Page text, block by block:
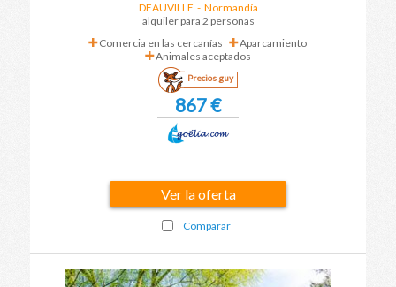
DEAUVILLE - Normandía
alquiler para 2 personas
Comercia en las cercanías
Aparcamiento
Animales aceptados
Precios guy
867 €
Ver la oferta
Comparar